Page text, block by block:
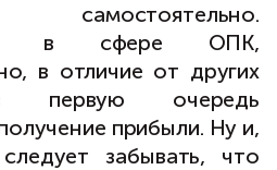
в сфере ОПК,
в отличие от других
первую очередь
прибыли. Ну и,
забывать, что